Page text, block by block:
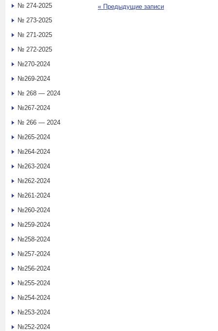
« Предыдущие записи
№ 274-2025
№ 273-2025
№ 271-2025
№ 272-2025
№270-2024
№269-2024
№ 268 — 2024
№267-2024
№ 266 — 2024
№265-2024
№264-2024
№263-2024
№262-2024
№261-2024
№260-2024
№259-2024
№258-2024
№257-2024
№256-2024
№255-2024
№254-2024
№253-2024
№252-2024